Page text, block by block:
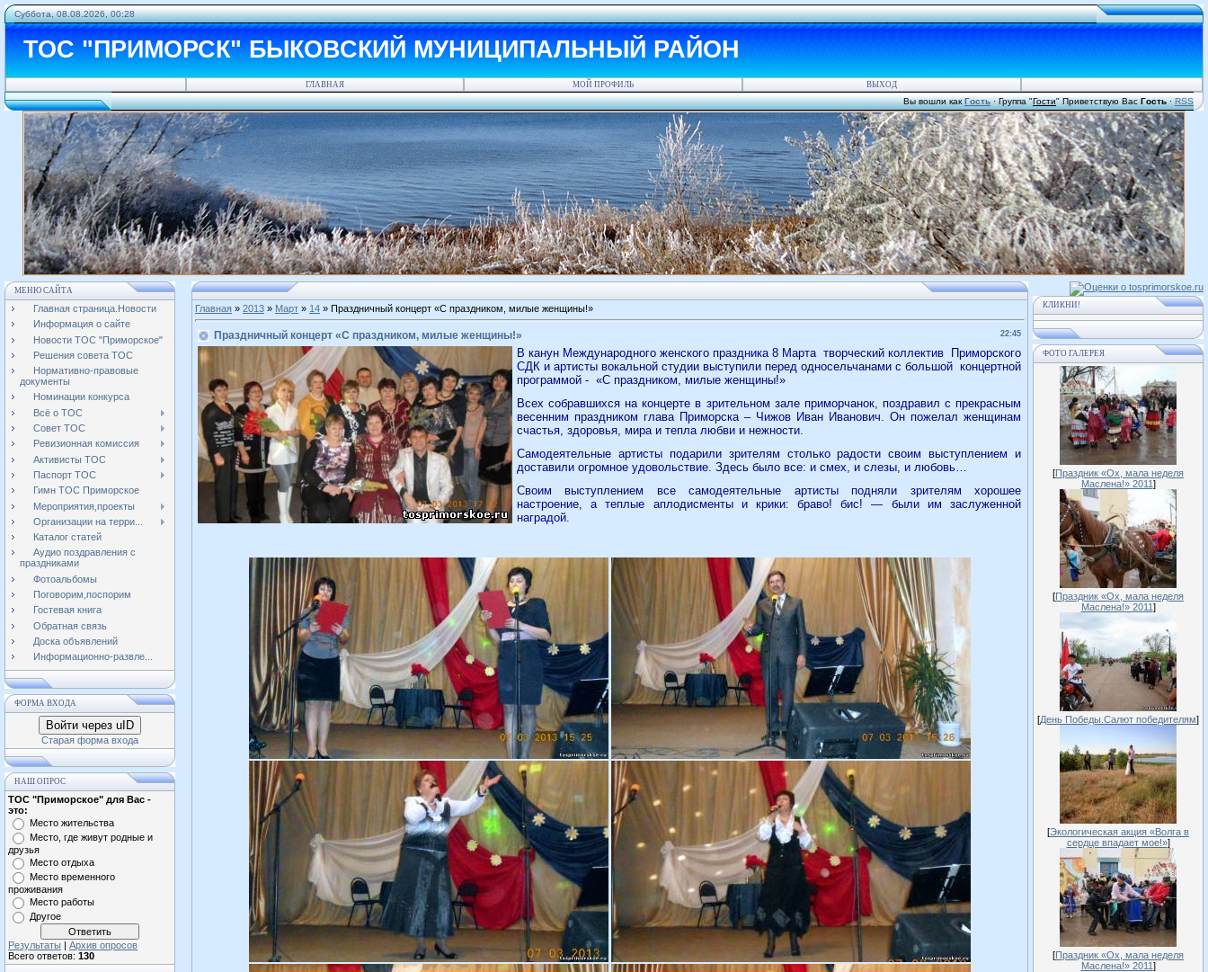
Суббота, 08.08.2026, 00:28
ТОС "ПРИМОРСК" БЫКОВСКИЙ МУНИЦИПАЛЬНЫЙ РАЙОН
ГЛАВНАЯ МОЙ ПРОФИЛЬ ВЫХОД
Вы вошли как Гость·Группа"Гости"Приветствую ВасГость·RSS
МЕНЮ САЙТА
Главная страница.Новости
Информация о сайте
Новости ТОС "Приморское"
Решения совета ТОС
Нормативно-правовые
документы
Номинации конкурса
Всё о ТОС
Совет ТОС
Ревизионная комиссия
Активисты ТОС
Паспорт ТОС
Гимн ТОС Приморское
Мероприятия,проекты
Организации на терри...
Каталог статей
Аудио поздравления с
праздниками
Фотоальбомы
Поговорим,поспорим
Гостевая книга
Обратная связь
Доска объявлений
Информационно-развле...
ФОРМА ВХОДА
Войти через uID
Старая форма входа
НАШ ОПРОС
ТОС "Приморское" для Вас -
это:
Место жительства
Место, где живут родные и
друзья
Место отдыха
Место временного
проживания
Место работы
Другое
Результаты | Архив опросов
Всего ответов: 130
Главная » 2013 » Март » 14 » Праздничный концерт «С праздником, милые женщины!»
22:45
Праздничный концерт «С праздником, милые женщины!»
В канун Международного женского праздника 8 Марта творческий коллектив
Приморского
СДК и артисты вокальной студии выступили перед односельчанами с большой концертной
программой - «С праздником, милые женщины!»
Всех собравшихся на концерте в зрительном зале приморчанок, поздравил с прекрасным
весенним праздником глава Приморска – Чижов Иван Иванович. Он пожелал женщинам
счастья, здоровья, мира и тепла любви и нежности.
Самодеятельные артисты подарили зрителям столько радости своим выступлением и
доставили огромное удовольствие. Здесь было все: и смех, и слезы, и любовь…
Своим выступлением все самодеятельные артисты подняли зрителям хорошее
настроение, а теплые аплодисменты и крики: браво! бис! — были им заслуженной
наградой.
КЛИКНИ!
ФОТО ГАЛЕРЕЯ
[Праздник «Ох, мала неделя
Маслена!» 2011]
[Праздник «Ох, мала неделя
Маслена!» 2011]
[День Победы.Салют победителям]
[Экологическая акция «Волга в
сердце впадает мое!»]
[Праздник «Ох, мала неделя
Маслена!» 2011]